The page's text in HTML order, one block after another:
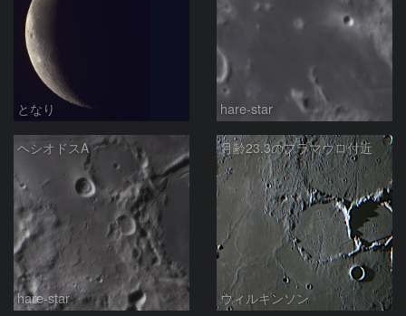
となり hare-star
ヘシオドスA
hare-star
月齢23.3のフラマウロ付近
ウィルキンソン